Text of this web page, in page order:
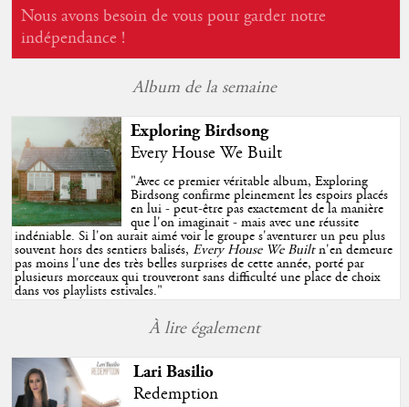
Nous avons besoin de vous pour garder notre
indépendance !
Album de la semaine
Exploring Birdsong
Every House We Built
"Avec ce premier véritable album, Exploring
Birdsong confirme pleinement les espoirs placés
en lui - peut-être pas exactement de la manière
que l'on imaginait - mais avec une réussite
indéniable. Si l'on aurait aimé voir le groupe s'aventurer un peu plus
souvent hors des sentiers balisés,Every House We Builtn'en demeure
pas moins l'une des très belles surprises de cette année, porté par
plusieurs morceaux qui trouveront sans difficulté une place de choix
dans vos playlists estivales."
À lire également
Lari Basilio
Redemption